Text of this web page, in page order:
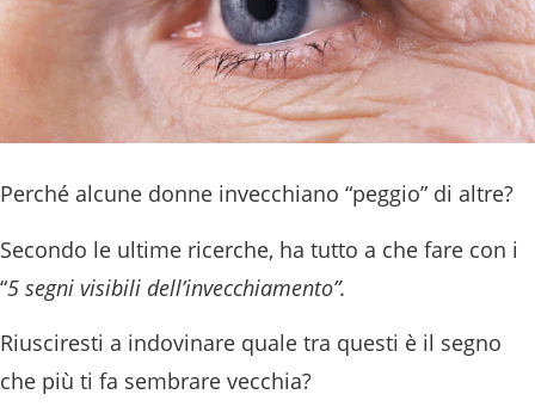
Perché alcune donne invecchiano “peggio” di altre?
Secondo le ultime ricerche, ha tutto a che fare con i
“5 segni visibili dell’invecchiamento”.
Riusciresti a indovinare quale tra questi è il segno
che più ti fa sembrare vecchia?